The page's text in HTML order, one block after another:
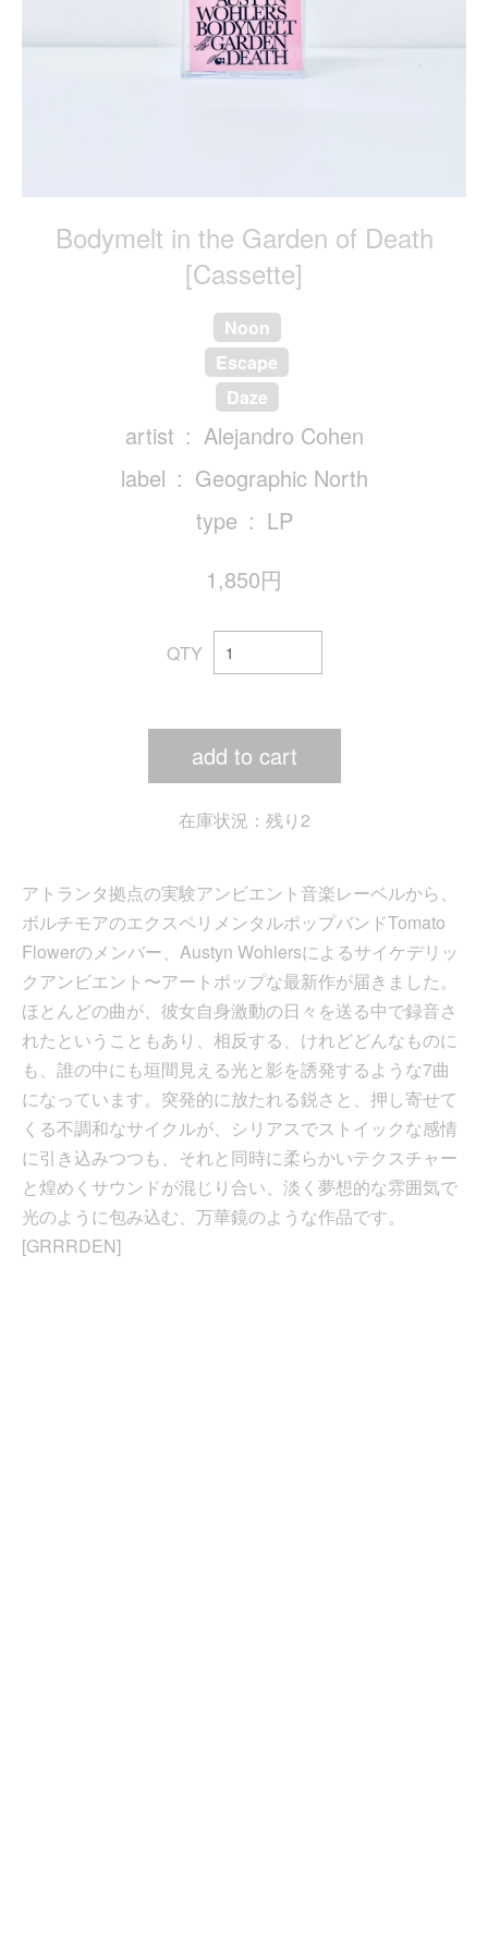
Bodymelt in the Garden of Death
[Cassette]
Noon
Escape
Daze
artist
Alejandro Cohen
label
Geographic North
type
LP
1,850円
QTY
add to cart
在庫状況：残り2
アトランタ拠点の実験アンビエント音楽レーベルから、
ボルチモアのエクスペリメンタルポップバンドTomato
Flowerのメンバー、Austyn Wohlersによるサイケデリッ
クアンビエント〜アートポップな最新作が届きました。
ほとんどの曲が、彼女自身激動の日々を送る中で録音さ
れたということもあり、相反する、けれどどんなものに
も、誰の中にも垣間見える光と影を誘発するような7曲
になっています。突発的に放たれる鋭さと、押し寄せて
くる不調和なサイクルが、シリアスでストイックな感情
に引き込みつつも、それと同時に柔らかいテクスチャー
と煌めくサウンドが混じり合い、淡く夢想的な雰囲気で
光のように包み込む、万華鏡のような作品です。
[GRRRDEN]